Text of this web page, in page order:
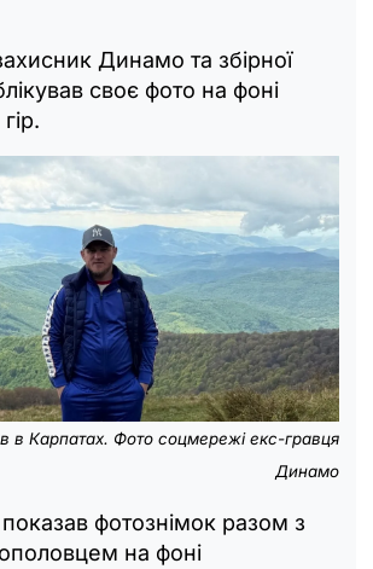
Динамо та збірної
своє фото на фоні
в Карпатах. Фото соцмережі екс-гравця
Динамо
фотознімок разом з
на фоні